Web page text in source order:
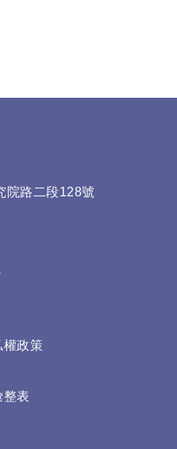
院路二段128號
權政策
表